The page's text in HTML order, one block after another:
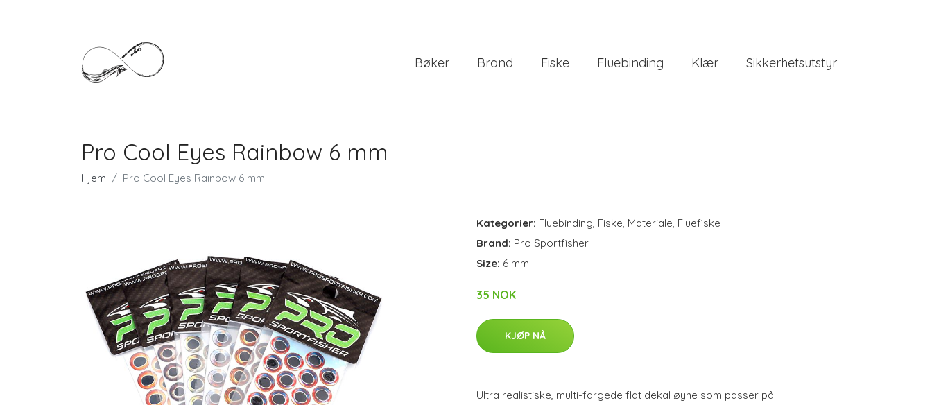
Bøker Brand Fiske Fluebinding Klær Sikkerhetsutstyr
Pro Cool Eyes Rainbow 6 mm
Hjem Pro Cool Eyes Rainbow 6 mm
Kategorier: Fluebinding, Fiske, Materiale, Fluefiske
Brand: Pro Sportfisher
Size: 6 mm
35 NOK
KJØP NÅ
Ultra realistiske, multi-fargede flat dekal øyne som passer på